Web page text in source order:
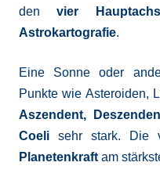
denvier
Astrokartografie.
Eine Sonne oder
Punkte wie Asteroiden,
Aszendent,
Coeli sehr stark. Die
Planetenkraft am